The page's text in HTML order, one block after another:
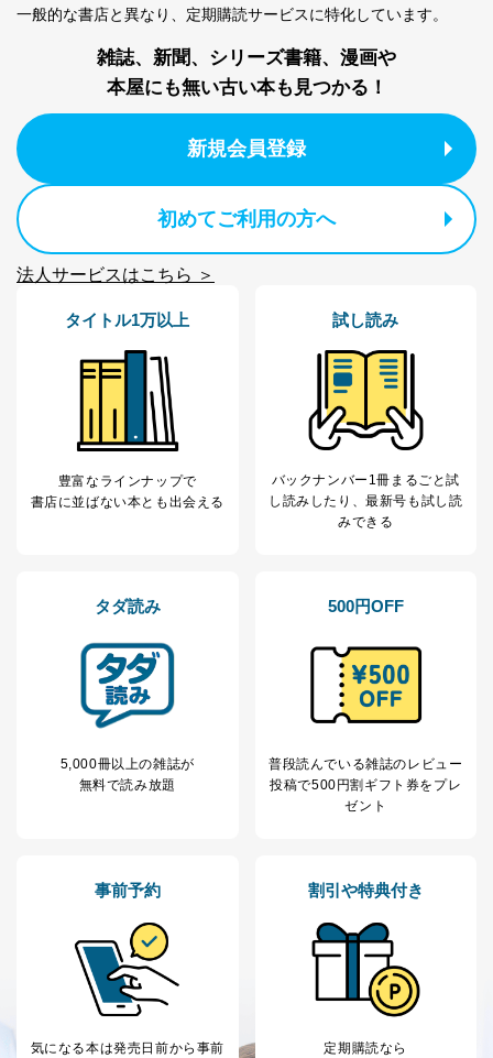
一般的な書店と異なり、 定期購読サービスに特化しています。
雑誌、新聞、シリーズ書籍、漫画や
本屋にも無い古い本も見つかる！
新規会員登録
初めてご利用の方へ
法人サービスはこちら ＞
タイトル1万以上
豊富なラインナップで
書店に並ばない本とも出会える
試し読み
バックナンバー1冊まるごと試
し読み したり、最新号も試し読
みできる
タダ読み
5,000冊以上の雑誌が
無料で読み放題
500円OFF
普段読んでいる雑誌のレビュー
投稿で500円割ギフト券をプレ
ゼント
事前予約
気になる本は発売日前から事前
割引や特典付き
定期購読なら